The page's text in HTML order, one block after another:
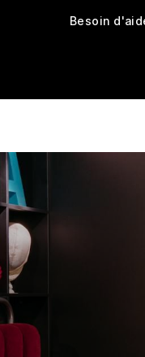
Besoin